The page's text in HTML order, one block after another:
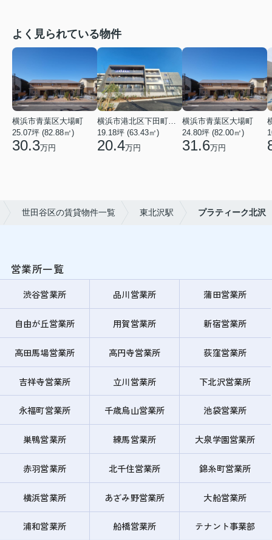
よく見られている物件
横浜市青葉区大場町
25.07坪 (82.88㎡)
30.3万円
19.18坪 (63.43㎡)
20.4万円
横浜市青葉区大場町
24.80坪 (82.00㎡)
31.6万円
世田谷区の賃貸物件一覧 東北沢駅 プラティーク北沢
営業所一覧
渋谷営業所 品川営業所 蒲田営業所
自由が丘営業所 用賀営業所 新宿営業所
高田馬場営業所 高円寺営業所 荻窪営業所
吉祥寺営業所 立川営業所 下北沢営業所
永福町営業所 千歳烏山営業所 池袋営業所
巣鴨営業所 練馬営業所 大泉学園営業所
赤羽営業所 北千住営業所 錦糸町営業所
横浜営業所 あざみ野営業所 大船営業所
浦和営業所 船橋営業所 テナント事業部